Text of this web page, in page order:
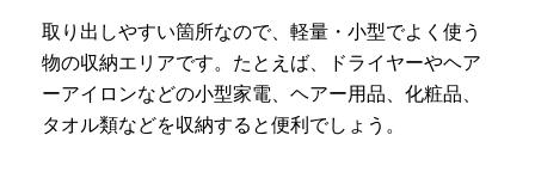
取り出しやすい箇所なので、軽量・小型でよく使う
物の収納エリアです。たとえば、ドライヤーやヘア
ーアイロンなどの小型家電、ヘアー用品、化粧品、
タオル類などを収納すると便利でしょう。